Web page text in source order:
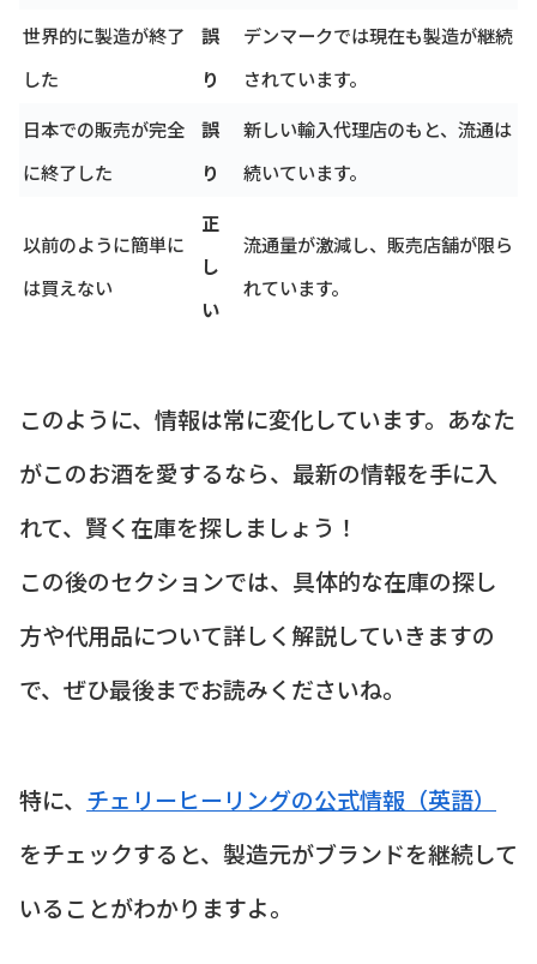
世界的に製造が終了
した
誤
り
デンマークでは現在も製造が継続
されています。
日本での販売が完全
に終了した
誤
り
新しい輸入代理店のもと、流通は
続いています。
以前のように簡単に
は買えない
正
し
い
流通量が激減し、販売店舗が限ら
れています。
このように、情報は常に変化しています。あなた
がこのお酒を愛するなら、最新の情報を手に入
れて、賢く在庫を探しましょう！
この後のセクションでは、具体的な在庫の探し
方や代用品について詳しく解説していきますの
で、ぜひ最後までお読みくださいね。
特に、 チェリーヒーリングの公式情報（英語）
をチェックすると、製造元がブランドを継続して
いることがわかりますよ。